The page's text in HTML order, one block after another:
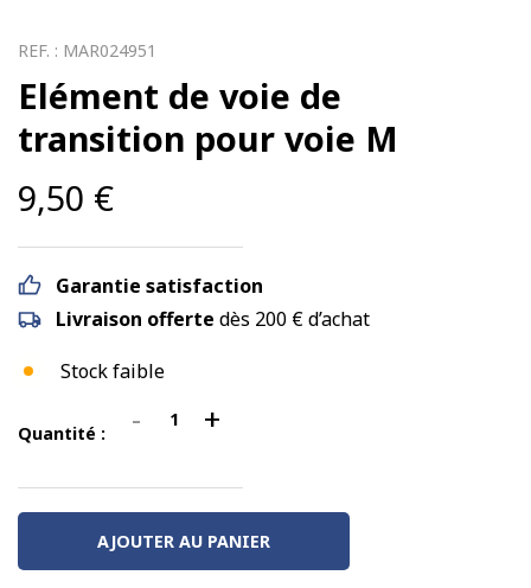
REF. : MAR024951
Elément de voie de
transition pour voie M
9,50 €
Garantie satisfaction
Livraison offerte dès 200 € d’achat
Stock faible
Quantité : -
quantité
Elément
de
voie
de
+
AJOUTER AU PANIER